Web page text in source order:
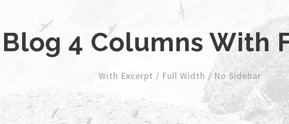
Blog 4 Columns With
With Excerpt / Full Width / No Sidebar